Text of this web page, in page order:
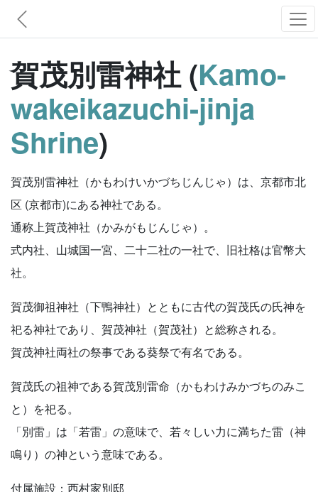
賀茂別雷神社 (Kamo-
wakeikazuchi-jinja
Shrine)
賀茂別雷神社（かもわけいかづちじんじゃ）は、京都市北
区 (京都市)にある神社である。
通称上賀茂神社（かみがもじんじゃ）。
式内社、山城国一宮、二十二社の一社で、旧社格は官幣大
社。
賀茂御祖神社（下鴨神社）とともに古代の賀茂氏の氏神を
祀る神社であり、賀茂神社（賀茂社）と総称される。
賀茂神社両社の祭事である葵祭で有名である。
賀茂氏の祖神である賀茂別雷命（かもわけみかづちのみこ
と）を祀る。
「別雷」は「若雷」の意味で、若々しい力に満ちた雷（神
鳴り）の神という意味である。
付属施設：西村家別邸